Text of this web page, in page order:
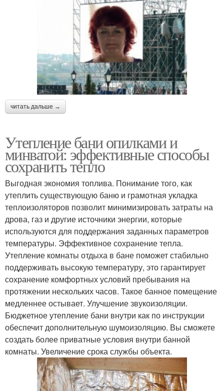
читать дальше →
Утепление бани опилками и
минватой: эффективные способы
сохранить тепло
Выгодная экономия топлива. Понимание того, как
утеплить существующую баню и грамотная укладка
теплоизоляторов позволит минимизировать затраты на
дрова, газ и другие источники энергии, которые
используются для поддержания заданных параметров
температуры. Эффективное сохранение тепла.
Утепление комнаты отдыха в бане поможет стабильно
поддерживать высокую температуру, это гарантирует
сохранение комфортных условий пребывания на
протяжении нескольких часов. Такое банное помещение
медленнее остывает. Улучшение звукоизоляции.
Бюджетное утепление бани внутри как по инструкции
обеспечит дополнительную шумоизоляцию. Вы сможете
создать более приватные условия внутри банной
комнаты. Увеличение срока службы объекта.